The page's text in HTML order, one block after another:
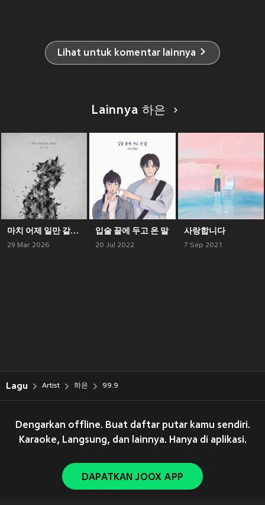
Lihat untuk komentar lainnya
Lainnya 하은
마치 어제 일만 같아서
29 Mar 2026
입술 끝에 두고 온 말
20 Jul 2022
사랑합니다
7 Sep 2021
Lagu Artist 하은 99.9
Dengarkan offline. Buat daftar putar kamu sendiri.
Karaoke, Langsung, dan lainnya. Hanya di aplikasi.
DAPATKAN JOOX APP